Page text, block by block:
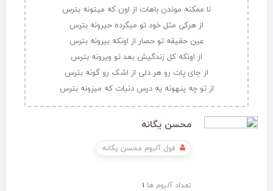
نا ممکنه موندن باهات از اون که میتونه بترس
از هرکی مثل خود تو میگرده حیرونه بترس
عین حقیقه تو حصار از اونکه بیرونه بترس
از اونکه کل زندگیش بعد تو ویرونه بترس
از جای پات رو هر دلی از اشک رو گونه بترس
از تو چه پنهونه یه درس دنیات که میزونه بترس
محسن یگانه
فول آلبوم محسن یگانه
تعداد آلبوم ها ۱